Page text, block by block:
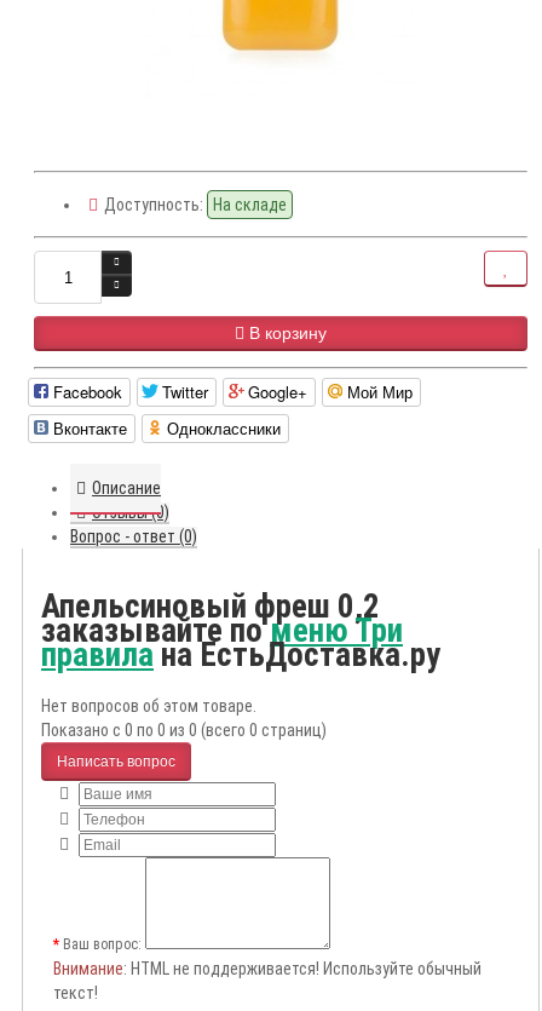
Доступность: На складе
В корзину
Facebook Twitter Google+
Мой Мир
Вконтакте
Одноклассники
Описание
Отзывы (0)
Вопрос - ответ (0)
Апельсиновый фреш 0,2
заказывайте поменю Три
правилана ЕстьДоставка.ру
Нет вопросов об этом товаре.
Показано с 0 по 0 из 0 (всего 0 страниц)
Написать вопрос
Ваш вопрос:
Внимание: HTML не поддерживается! Используйте обычный
текст!